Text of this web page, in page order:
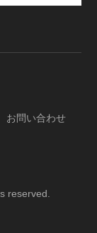
お問い合わせ
reserved.